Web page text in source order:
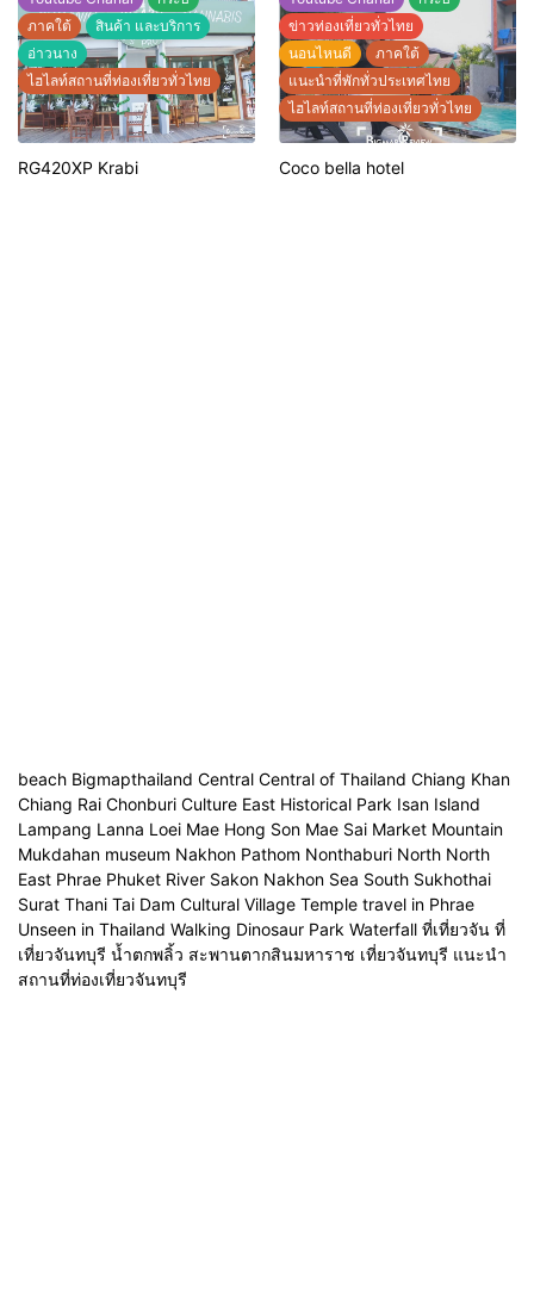
ไฮไลท์สถานที่ท่องเที่ยวทั่วไทย
ภาคใต้
สินค้า และบริการ
อ่าวนาง
ไฮไลท์สถานที่ท่องเที่ยวทั่วไทย
RG420XP Krabi
ข่าวท่องเที่ยวทั่วไทย
นอนไหนดี
ภาคใต้
แนะนำที่พักทั่วประเทศไทย
ไฮไลท์สถานที่ท่องเที่ยวทั่วไทย
Coco bella hotel
beach Bigmapthailand Central Central of Thailand Chiang Khan
Chiang Rai Chonburi Culture East Historical Park Isan Island
Lampang Lanna Loei Mae Hong Son Mae Sai Market Mountain
Mukdahan museum Nakhon Pathom Nonthaburi North North
East Phrae Phuket River Sakon Nakhon Sea South Sukhothai
Surat Thani Tai Dam Cultural Village Temple travel in Phrae
Unseen in Thailand Walking Dinosaur Park Waterfall ที่เที่ยวจัน ที่
เที่ยวจันทบุรี น้ำตกพลิ้ว สะพานตากสินมหาราช เที่ยวจันทบุรี แนะนำ
สถานที่ท่องเที่ยวจันทบุรี